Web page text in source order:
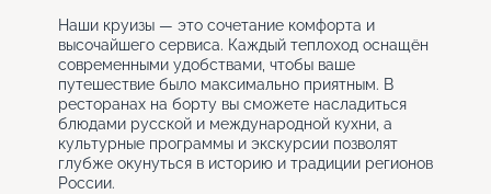
Наши круизы — это сочетание комфорта и
высочайшего сервиса. Каждый теплоход оснащён
современными удобствами, чтобы ваше
путешествие было максимально приятным. В
ресторанах на борту вы сможете насладиться
блюдами русской и международной кухни, а
культурные программы и экскурсии позволят
глубже окунуться в историю и традиции регионов
России.